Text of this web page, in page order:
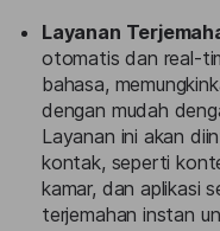
Layanan
otomatis dan real-
bahasa,
dengan mudah
Layanan ini akan
kontak, seperti
kamar, dan aplikasi
terjemahan instan